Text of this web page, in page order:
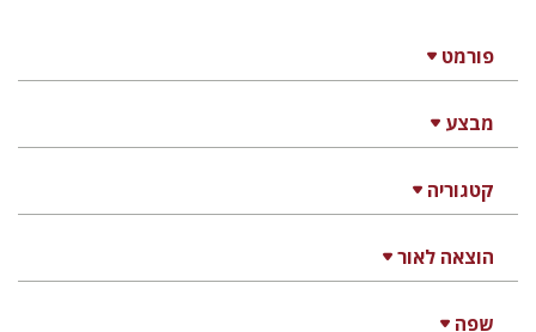
פורמט
מבצע
קטגוריה
הוצאה לאור
שפה